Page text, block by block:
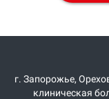
г. Запорожье,
клиническая